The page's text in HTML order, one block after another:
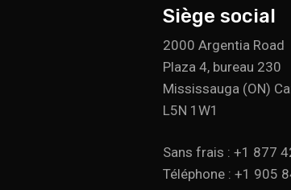
Siège social
2000 Argentia Road
Plaza 4, bureau 230
Mississauga (ON)
L5N 1W1
Sans frais : +1 877
Téléphone : +1 905